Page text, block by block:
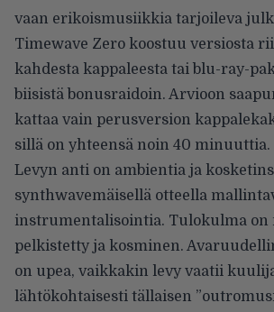
vaan erikoismusiikkia tarjoileva
Timewave Zero koostuu versiosta
kahdesta kappaleesta tai blu-ray-
biisistä bonusraidoin. Arvioon
kattaa vain perusversion
sillä on yhteensä noin 40 minuuttia.
Levyn anti on ambientia ja
synthwavemäisellä otteella
instrumentalisointia. Tulokulma
pelkistetty ja kosminen.
on upea, vaikkakin levy vaatii
lähtökohtaisesti tällaisen